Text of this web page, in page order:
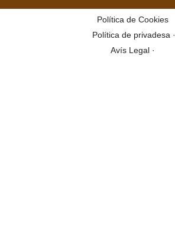
Política de Cookies
Política de privadesa ·
Avís Legal ·